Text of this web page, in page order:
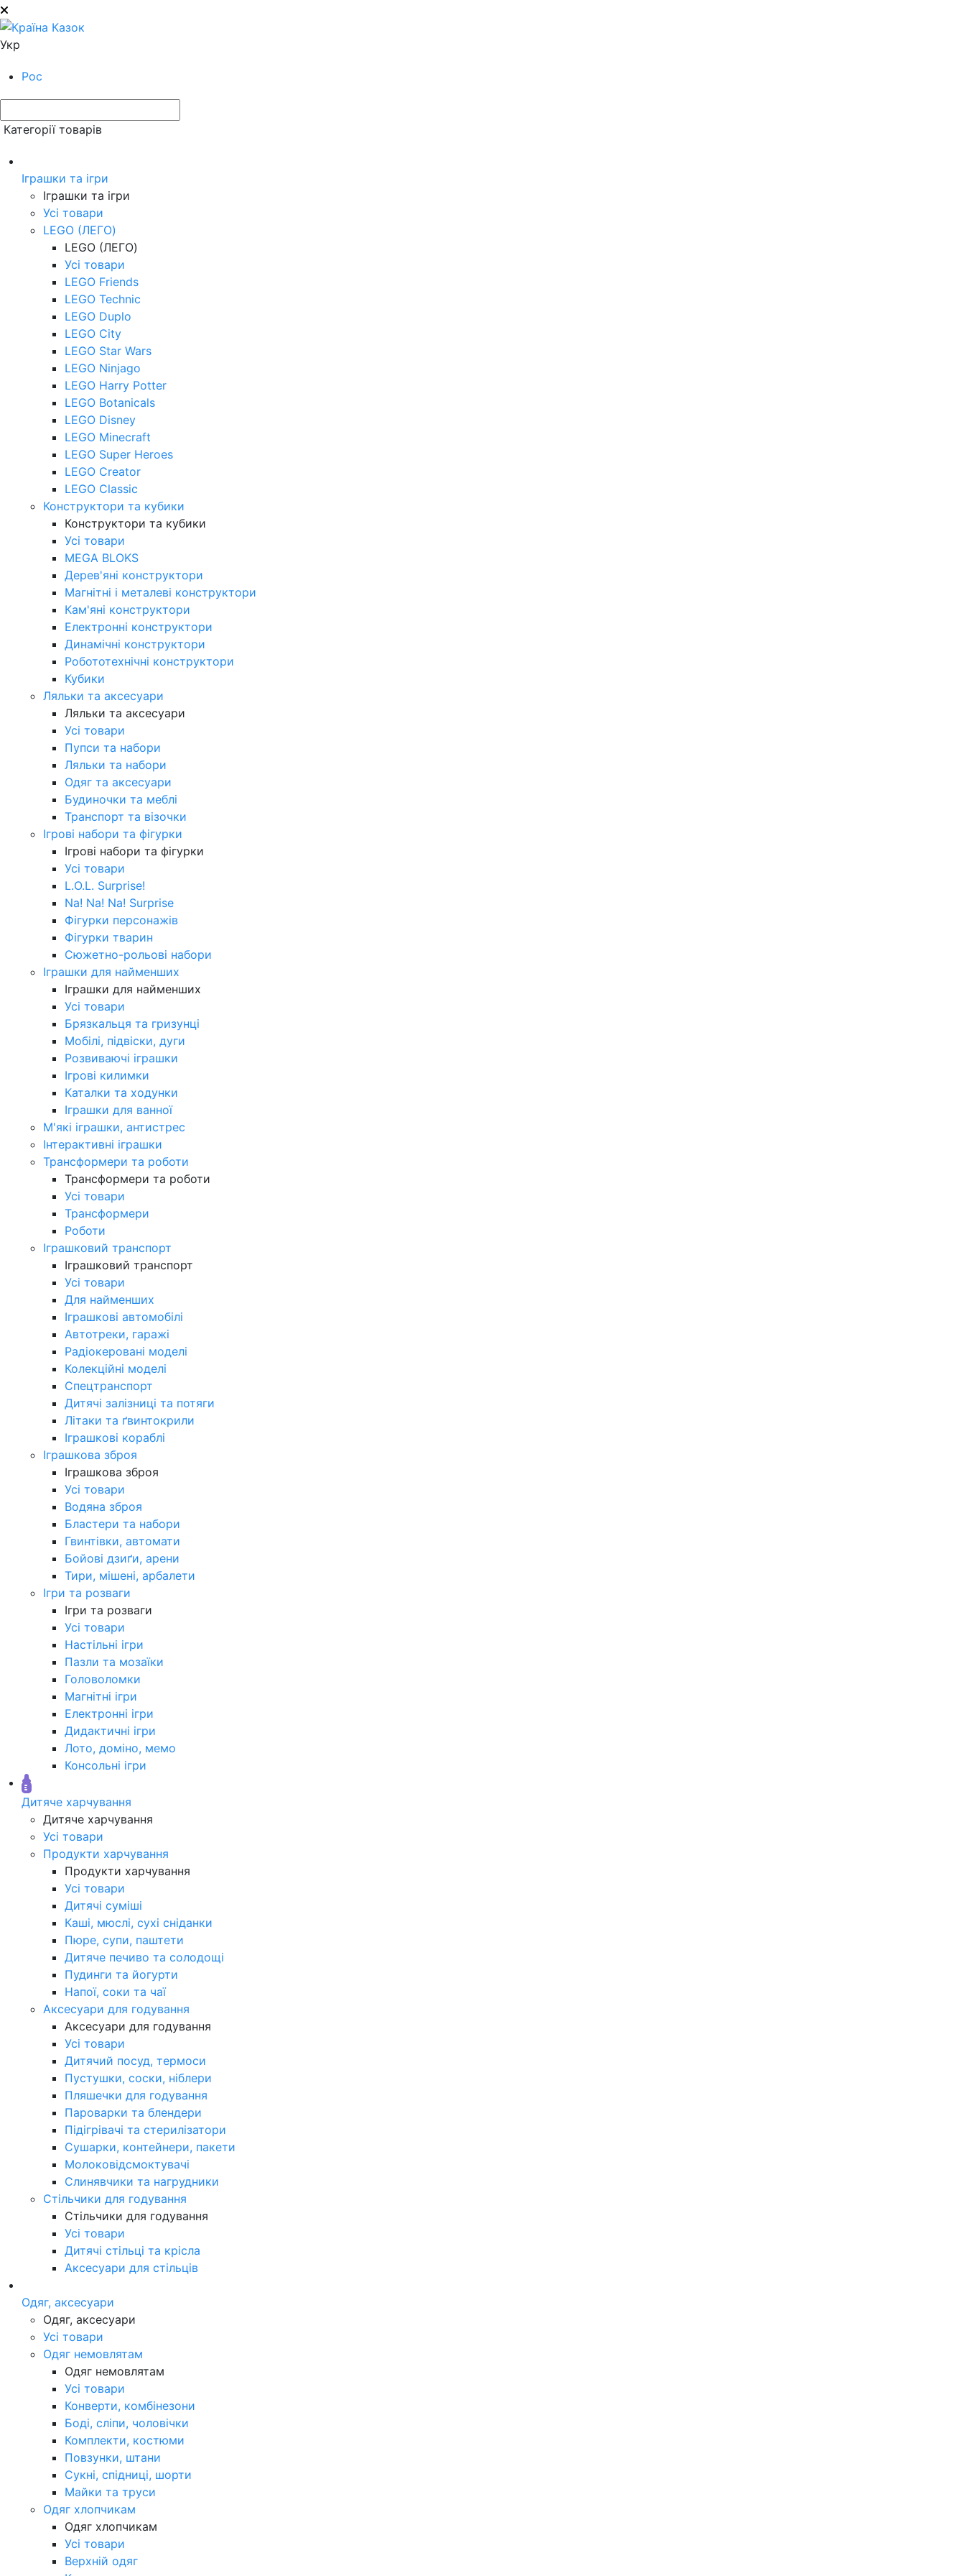
Укр
Рос
Категорії товарів
Іграшки та ігри
Іграшки та ігри
Усі товари
LEGO (ЛЕГО)
LEGO (ЛЕГО)
Усі товари
LEGO Friends
LEGO Technic
LEGO Duplo
LEGO City
LEGO Star Wars
LEGO Ninjago
LEGO Harry Potter
LEGO Botanicals
LEGO Disney
LEGO Minecraft
LEGO Super Heroes
LEGO Creator
LEGO Classic
Конструктори та кубики
Конструктори та кубики
Усі товари
MEGA BLOKS
Дерев'яні конструктори
Магнітні і металеві конструктори
Кам'яні конструктори
Електронні конструктори
Динамічні конструктори
Робототехнічні конструктори
Кубики
Ляльки та аксесуари
Ляльки та аксесуари
Усі товари
Пупси та набори
Ляльки та набори
Одяг та аксесуари
Будиночки та меблі
Транспорт та візочки
Ігрові набори та фігурки
Ігрові набори та фігурки
Усі товари
L.O.L. Surprise!
Na! Na! Na! Surprise
Фігурки персонажів
Фігурки тварин
Сюжетно-рольові набори
Іграшки для найменших
Іграшки для найменших
Усі товари
Брязкальця та гризунці
Мобілі, підвіски, дуги
Розвиваючі іграшки
Ігрові килимки
Каталки та ходунки
Іграшки для ванної
М'які іграшки, антистрес
Інтерактивні іграшки
Трансформери та роботи
Трансформери та роботи
Усі товари
Трансформери
Роботи
Іграшковий транспорт
Іграшковий транспорт
Усі товари
Для найменших
Іграшкові автомобілі
Автотреки, гаражі
Радіокеровані моделі
Колекційні моделі
Спецтранспорт
Дитячі залізниці та потяги
Літаки та ґвинтокрили
Іграшкові кораблі
Іграшкова зброя
Іграшкова зброя
Усі товари
Водяна зброя
Бластери та набори
Гвинтівки, автомати
Бойові дзиґи, арени
Тири, мішені, арбалети
Ігри та розваги
Ігри та розваги
Усі товари
Настільні ігри
Пазли та мозаїки
Головоломки
Магнітні ігри
Електронні ігри
Дидактичні ігри
Лото, доміно, мемо
Консольні ігри
Дитяче харчування
Дитяче харчування
Усі товари
Продукти харчування
Продукти харчування
Усі товари
Дитячі суміші
Каші, мюслі, сухі сніданки
Пюре, супи, паштети
Дитяче печиво та солодощі
Пудинги та йогурти
Напої, соки та чаї
Аксесуари для годування
Аксесуари для годування
Усі товари
Дитячий посуд, термоси
Пустушки, соски, ніблери
Пляшечки для годування
Пароварки та блендери
Підігрівачі та стерилізатори
Сушарки, контейнери, пакети
Молоковідсмоктувачі
Слинявчики та нагрудники
Стільчики для годування
Стільчики для годування
Усі товари
Дитячі стільці та крісла
Аксесуари для стільців
Одяг, аксесуари
Одяг, аксесуари
Усі товари
Одяг немовлятам
Одяг немовлятам
Усі товари
Конверти, комбінезони
Боді, сліпи, чоловічки
Комплекти, костюми
Повзунки, штани
Сукні, спідниці, шорти
Майки та труси
Одяг хлопчикам
Одяг хлопчикам
Усі товари
Верхній одяг